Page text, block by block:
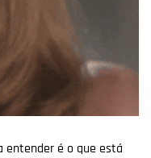
entender é o que está